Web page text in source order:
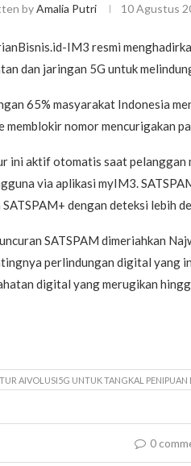
byAmalia Putri 10 Agustus
IM3 resmi
dan jaringan 5G untuk
65% masyarakat Indonesia
memblokir nomor mencurigakan
ini aktif otomatis saat pelanggan
via aplikasi myIM3.
SATSPAM+ dengan deteksi lebih
SATSPAM dimeriahkan
perlindungan digital yang
digital yang merugikan
AIVOLUSI5G UNTUK TANGKAL PENIPUAN
0